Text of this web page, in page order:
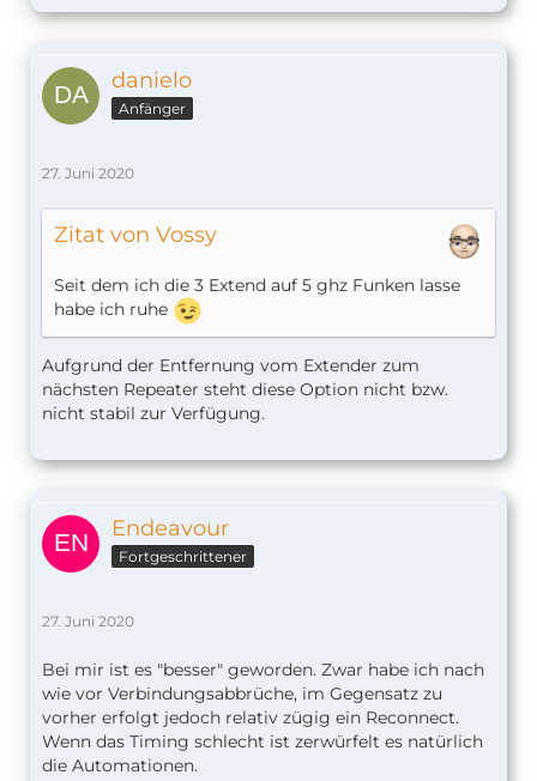
danielo
Anfänger
27. Juni 2020
Zitat von Vossy
Seit dem ich die 3 Extend auf 5 ghz Funken lasse
habe ich ruhe
Aufgrund der Entfernung vom Extender zum
nächsten Repeater steht diese Option nicht bzw.
nicht stabil zur Verfügung.
Endeavour
Fortgeschrittener
27. Juni 2020
Bei mir ist es "besser" geworden. Zwar habe ich nach
wie vor Verbindungsabbrüche, im Gegensatz zu
vorher erfolgt jedoch relativ zügig ein Reconnect.
Wenn das Timing schlecht ist zerwürfelt es natürlich
die Automationen.